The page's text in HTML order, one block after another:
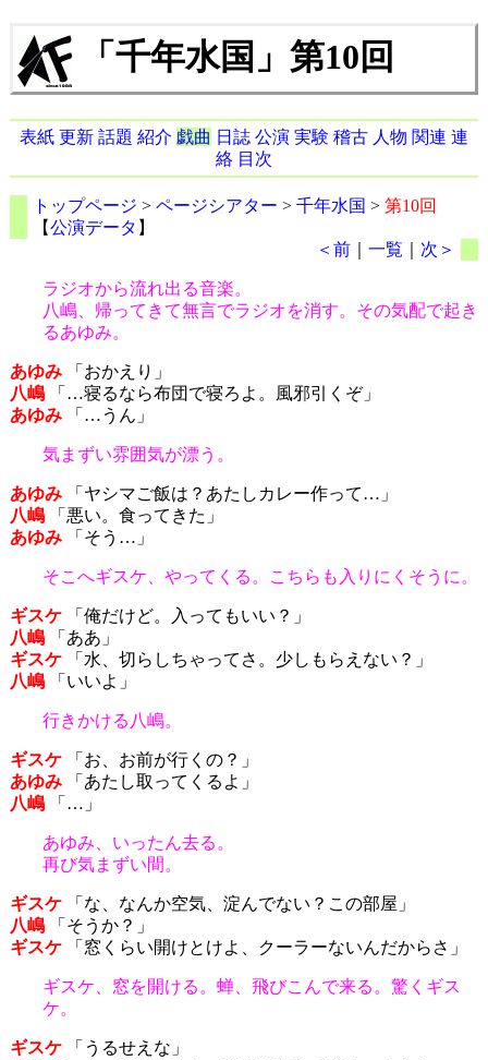
「千年水国」第10回
表紙 更新 話題 紹介 戯曲 日誌 公演 実験 稽古 人物 関連 連
絡 目次
トップページ > ページシアター > 千年水国 > 第10回
【公演データ 】
＜前 ｜一覧 次＞
ラジオから流れ出る音楽。
八嶋、帰ってきて無言でラジオを消す。その気配で起き
るあゆみ。
あゆみ「おかえり」
八嶋「…寝るなら布団で寝ろよ。風邪引くぞ」
あゆみ「…うん」
気まずい雰囲気が漂う。
あゆみ「ヤシマご飯は？あたしカレー作って…」
八嶋「悪い。食ってきた」
あゆみ「そう…」
そこへギスケ、やってくる。こちらも入りにくそうに。
ギスケ「俺だけど。入ってもいい？」
八嶋「ああ」
ギスケ「水、切らしちゃってさ。少しもらえない？」
八嶋「いいよ」
行きかける八嶋。
ギスケ「お、お前が行くの？」
あゆみ「あたし取ってくるよ」
八嶋「…」
あゆみ、いったん去る。
再び気まずい間。
ギスケ「な、なんか空気、淀んでない？この部屋」
八嶋「そうか？」
ギスケ「窓くらい開けとけよ、クーラーないんだからさ」
ギスケ、窓を開ける。蝉、飛びこんで来る。驚くギス
ケ。
ギスケ「うるせえな」